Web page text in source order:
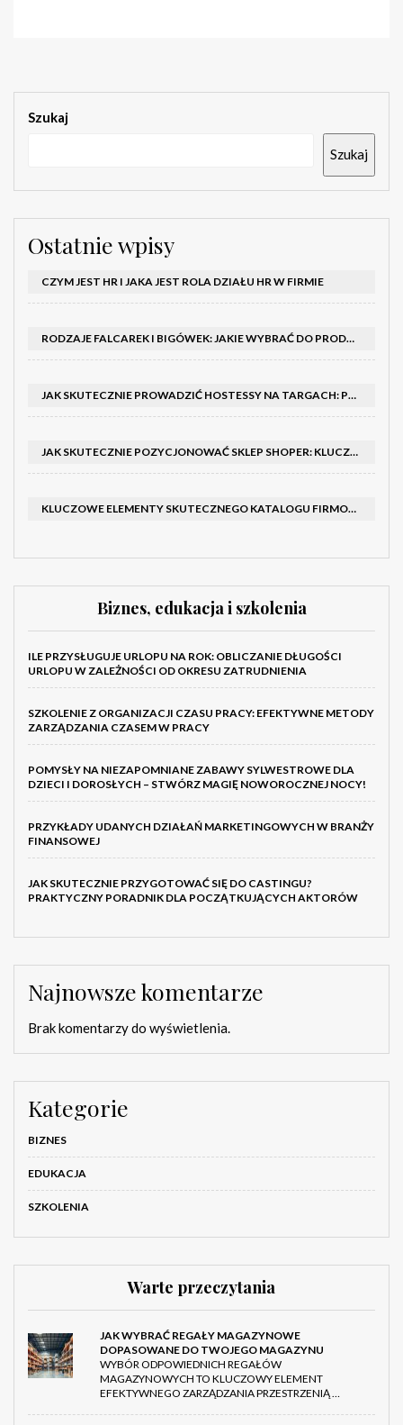
Szukaj
Szukaj
Ostatnie wpisy
CZYM JEST HR I JAKA JEST ROLA DZIAŁU HR W FIRMIE
RODZAJE FALCAREK I BIGÓWEK: JAKIE WYBRAĆ DO PRODUKCJI?
JAK SKUTECZNIE PROWADZIĆ HOSTESSY NA TARGACH: PORADNIK I SZKOLENIA
JAK SKUTECZNIE POZYCJONOWAĆ SKLEP SHOPER: KLUCZOWE KROKI I STRATEGIE
KLUCZOWE ELEMENTY SKUTECZNEGO KATALOGU FIRMOWEGO I BROSZURY
Biznes, edukacja i szkolenia
ILE PRZYSŁUGUJE URLOPU NA ROK: OBLICZANIE DŁUGOŚCI
URLOPU W ZALEŻNOŚCI OD OKRESU ZATRUDNIENIA
SZKOLENIE Z ORGANIZACJI CZASU PRACY: EFEKTYWNE METODY
ZARZĄDZANIA CZASEM W PRACY
POMYSŁY NA NIEZAPOMNIANE ZABAWY SYLWESTROWE DLA
DZIECI I DOROSŁYCH – STWÓRZ MAGIĘ NOWOROCZNEJ NOCY!
PRZYKŁADY UDANYCH DZIAŁAŃ MARKETINGOWYCH W BRANŻY
FINANSOWEJ
JAK SKUTECZNIE PRZYGOTOWAĆ SIĘ DO CASTINGU?
PRAKTYCZNY PORADNIK DLA POCZĄTKUJĄCYCH AKTORÓW
Najnowsze komentarze
Brak komentarzy do wyświetlenia.
Kategorie
BIZNES
EDUKACJA
SZKOLENIA
Warte przeczytania
JAK WYBRAĆ REGAŁY MAGAZYNOWE
DOPASOWANE DO TWOJEGO MAGAZYNU
WYBÓR ODPOWIEDNICH REGAŁÓW
MAGAZYNOWYCH TO KLUCZOWY ELEMENT
EFEKTYWNEGO ZARZĄDZANIA PRZESTRZENIĄ …